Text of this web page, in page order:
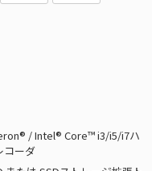
/ Intel® Core™ i3/i5/i7ハ
コーダ